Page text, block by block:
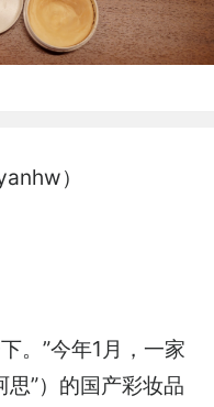
）
。”今年1月，一家
思”）的国产彩妆品